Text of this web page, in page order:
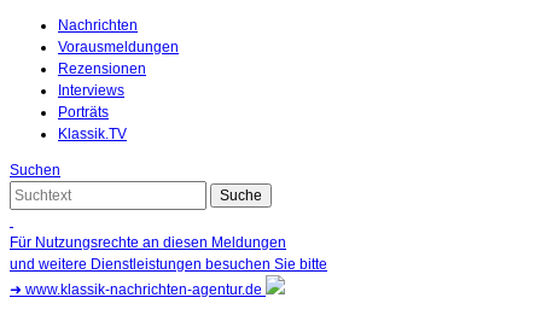
Nachrichten
Vorausmeldungen
Rezensionen
Interviews
Porträts
Klassik.TV
Suchen
Für Nutzungsrechte an diesen Meldungen
und weitere Dienstleistungen besuchen Sie bitte
➜ www.klassik-nachrichten-agentur.de